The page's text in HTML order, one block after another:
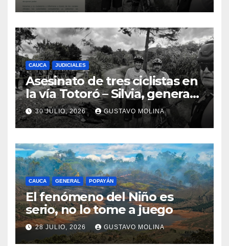
urgentes al Gobierno
Nacional
CAUCA JUDICIALES
Asesinato de tres ciclistas en
la vía Totoró – Silvia, genera
consternación en el Cauca
30 JULIO, 2026 GUSTAVO MOLINA
CAUCA GENERAL POPAYÁN
El fenómeno del Niño es
serio, no lo tome a juego
28 JULIO, 2026 GUSTAVO MOLINA